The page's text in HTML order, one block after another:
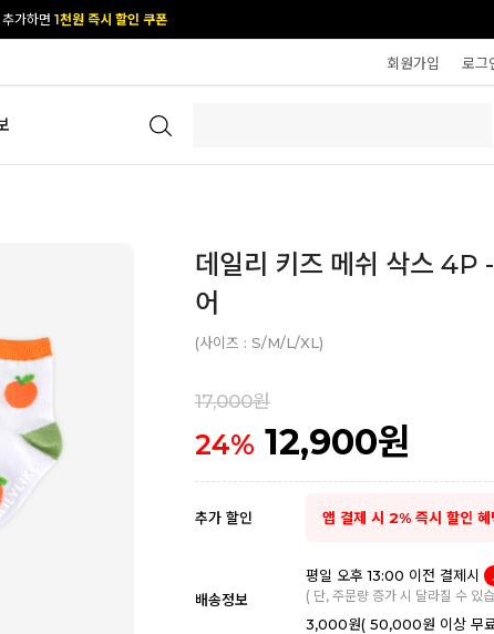
가하면 1천원 즉시 할인 쿠폰
회원가입 로그
데일리 키즈 메쉬 삭스 4P
어
(사이즈 : S/M/L/XL)
17,000원
24% 12,900원
추가 할인 앱 결제 시 2% 즉시 할인 혜
배송정보
평일 오후 13:00 이전 결제시
( 단, 주문량 증가 시 달라질 수 있
3,000원( 50,000원 이상 무